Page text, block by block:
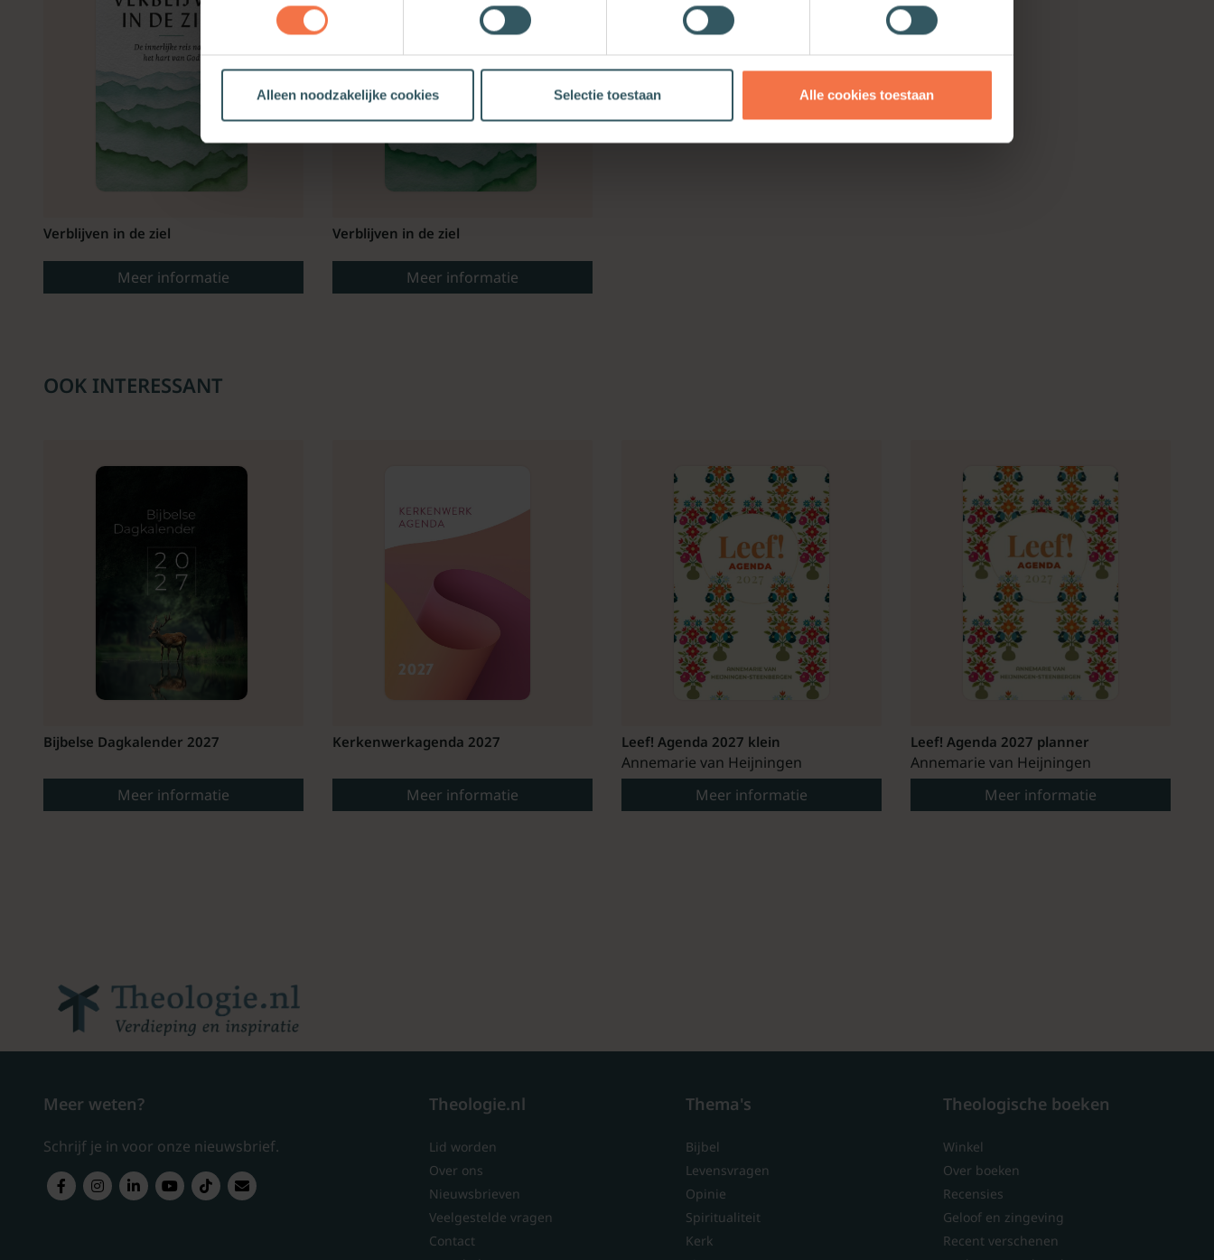
Alleen noodzakelijke cookies Selectie toestaan Alle cookies toestaan
Verblijven in de ziel
Meer informatie
Verblijven in de ziel
Meer informatie
OOK INTERESSANT
Bijbelse Dagkalender 2027
Meer informatie
Kerkenwerkagenda 2027
Meer informatie
Leef! Agenda 2027 klein
Annemarie van Heijningen
Meer informatie
Leef! Agenda 2027 planner
Annemarie van Heijningen
Meer informatie
Meer weten?
Schrijf je in voor onze nieuwsbrief.
Theologie.nl
Lid worden
Over ons
Nieuwsbrieven
Veelgestelde vragen
Contact
Thema's
Bijbel
Levensvragen
Opinie
Spiritualiteit
Kerk
Theologische boeken
Winkel
Over boeken
Recensies
Geloof en zingeving
Recent verschenen